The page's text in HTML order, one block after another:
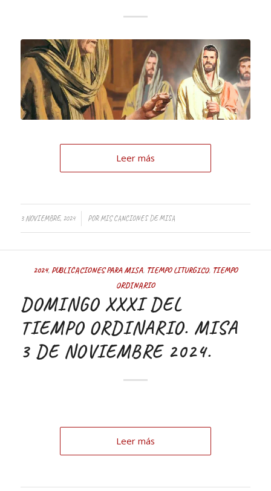
Leer más
3 NOVIEMBRE, 2024 PORMIS CANCIONES DE MISA
2024, PUBLICACIONES PARA MISA, TIEMPO LITURGICO, TIEMPO
ORDINARIO
DOMINGO XXXI DEL
TIEMPO ORDINARIO. MISA
3 DE NOVIEMBRE 2024.
Leer más